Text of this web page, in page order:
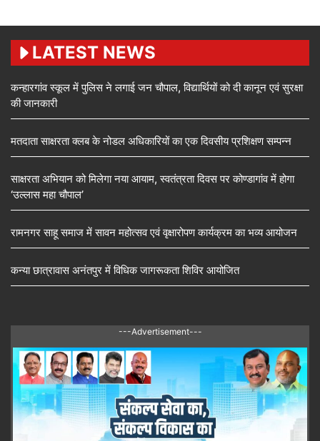
LATEST NEWS
कन्हारगांव स्कूल में पुलिस ने लगाई जन चौपाल, विद्यार्थियों को दी कानून एवं सुरक्षा
की जानकारी
मतदाता साक्षरता क्लब के नोडल अधिकारियों का एक दिवसीय प्रशिक्षण सम्पन्न
साक्षरता अभियान को मिलेगा नया आयाम, स्वतंत्रता दिवस पर कोण्डागांव में होगा
‘उल्लास महा चौपाल’
रामनगर साहू समाज में सावन महोत्सव एवं वृक्षारोपण कार्यक्रम का भव्य आयोजन
कन्या छात्रावास अनंतपुर में विधिक जागरूकता शिविर आयोजित
---Advertisement---